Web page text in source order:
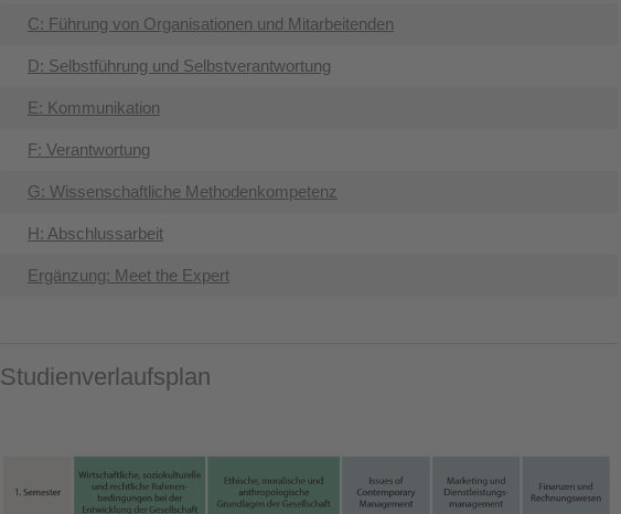
C: Führung von Organisationen und Mitarbeitenden
D: Selbstführung und Selbstverantwortung
E: Kommunikation
F: Verantwortung
G: Wissenschaftliche Methodenkompetenz
H: Abschlussarbeit
Ergänzung: Meet the Expert
Studienverlaufsplan